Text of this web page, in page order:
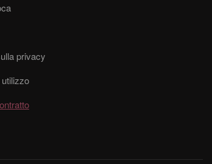
privacy